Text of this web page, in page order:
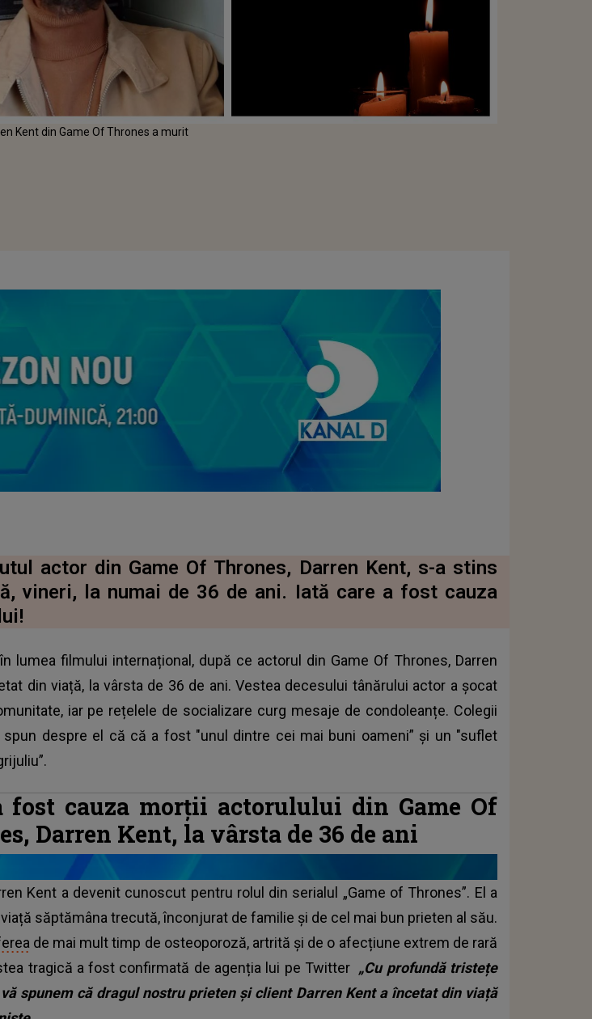
Kent din Game Of Thrones a murit
ARTICOLUL
actor din Game Of Thrones, Darren Kent, s-a stins
vineri, la numai de 36 de ani. Iată care a fost cauza
lumea filmului internațional, după ce actorul din Game Of Thrones, Darren
din viață, la vârsta de 36 de ani. Vestea decesului tânărului actor a șocat
iar pe rețelele de socializare curg mesaje de condoleanțe. Colegii
spun despre el că că a fost "unul dintre cei mai buni oameni” și un "suflet
fost cauza morții actorulului din Game Of
Darren Kent, la vârsta de 36 de ani
Kent a devenit cunoscut pentru rolul din serialul „Game of Thrones”. El a
săptămâna trecută, înconjurat de familie și de cel mai bun prieten al său.
de mai mult timp de osteoporoză, artrită și de o afecțiune extrem de rară
tragică a fost confirmată de agenția lui pe Twitter „Cu profundă tristețe
spunem că dragul nostru prieten și client Darren Kent a încetat din viață